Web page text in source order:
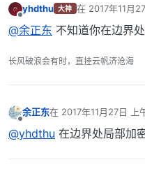
yhdthu 大神 在 2017年11月
最后由 编辑
@余正东 不知道你在边界
长风破浪会有时，直挂云帆济沧海
余正东在 2017年11月27日 上
最后由 编辑
@yhdthu 在边界处局部加